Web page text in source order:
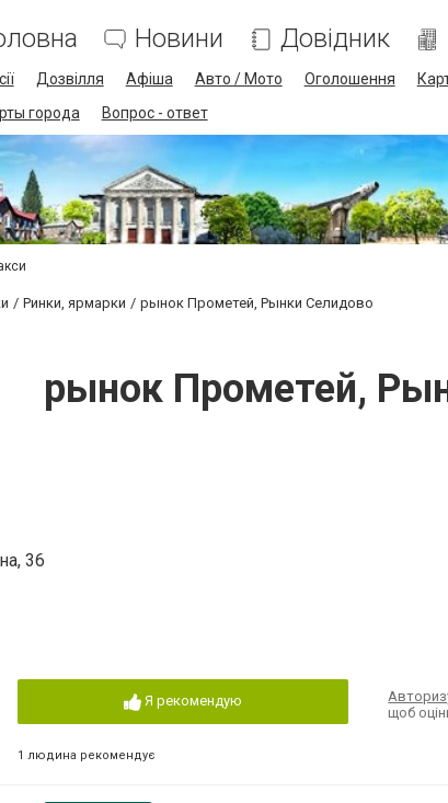
Новини Довідник
Дозвілля Афіша Авто / Мото Оголошення
города
Вопрос - ответ
Ринки, ярмарки рынок Прометей, Рынки Селидово
рынок Прометей,
36
Я рекомендую
1 людина рекомендує
щоб